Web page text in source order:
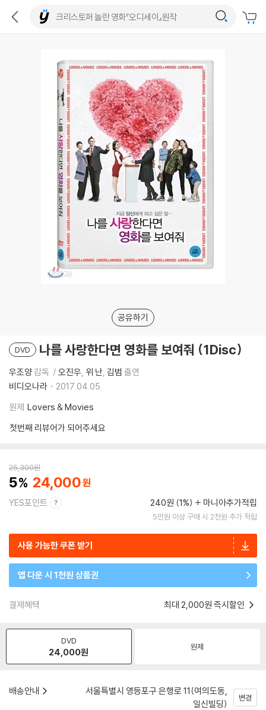
공유하기
DVD 나를 사랑한다면 영화를 보여줘 (1Disc)
우조양감독 오진우 위 난 김범 출연
비디오나라
2017.04.05.
원제 Lovers & Movies
첫번째 리뷰어가 되어주세요
25,300원
5 24,000
YES포인트 240원 (1%) 마니아추가적립
5만원 이상 구매 시 2천원 추가 적립
사용 가능한 쿠폰 받기
앱 다운 시 1천원 상품권
결제혜택 최대 2,000원 즉시할인
DVD
24,000원 원제
배송안내
서울특별시 영등포구 은행로 11(여의도동,
일신빌딩)
변경